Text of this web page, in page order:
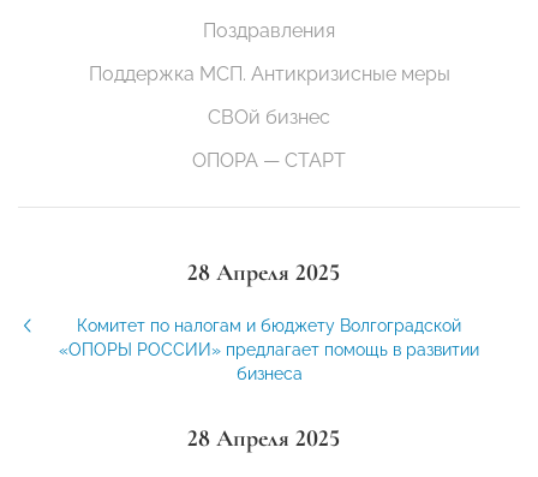
Поздравления
Поддержка МСП. Антикризисные меры
СВОй бизнес
ОПОРА — СТАРТ
28 Апреля 2025
Комитет по налогам и бюджету Волгоградской
«ОПОРЫ РОССИИ» предлагает помощь в развитии
бизнеса
28 Апреля 2025